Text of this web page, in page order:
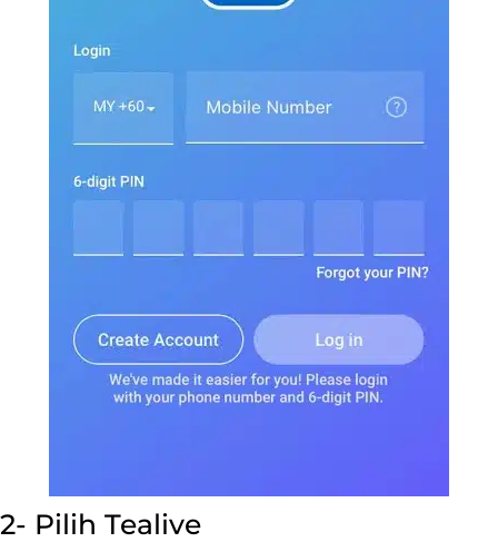
2- Pilih Tealive